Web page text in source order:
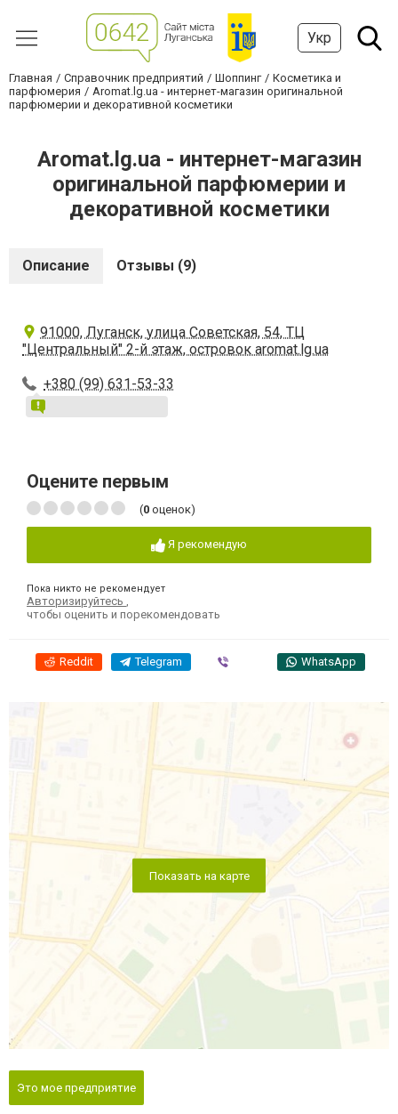
Укр
Главная Справочник предприятий Шоппинг
Косметика и
парфюмерия
Aromat.lg.ua - интернет-магазин оригинальной
парфюмерии и декоративной косметики
Aromat.lg.ua - интернет-магазин
оригинальной парфюмерии и
декоративной косметики
Описание Отзывы (9)
91000, Луганск, улица Советская, 54, ТЦ
"Центральный" 2-й этаж, островок aromat.lg.ua
+380 (99) 631-53-33
Оцените первым
(0 оценок)
Я рекомендую
Пока никто не рекомендует
Авторизируйтесь
чтобы оценить и порекомендовать
Reddit Telegram WhatsApp
Показать на карте
Это мое предприятие